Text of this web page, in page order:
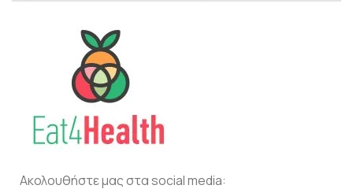
Ακολουθήστε μας στα social media: